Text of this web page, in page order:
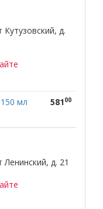
д.
мл
58100
д. 21